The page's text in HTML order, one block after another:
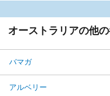
オーストラリアの他
バマガ
アルベリー